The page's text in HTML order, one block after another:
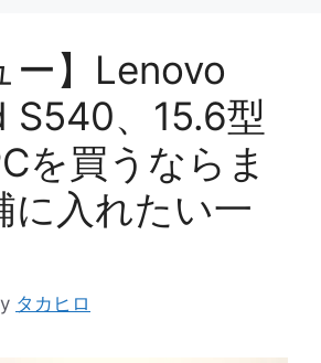
ー】Lenovo
S540、15.6型
を買うならま
に入れたい一
タカヒロ